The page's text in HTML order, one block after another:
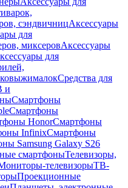
сэндвичницАксессуары
для
миксеровАксессуары
для
Средства для
и
Смартфоны
Смартфоны
HonorСмартфоны
InfinixСмартфоны
Samsung Galaxy S26
смартфоныТелевизоры,
телевизорыТВ-
Проекционные